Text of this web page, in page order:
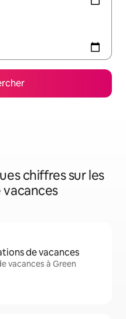
chiffres sur les
de vacances
vacances à Green